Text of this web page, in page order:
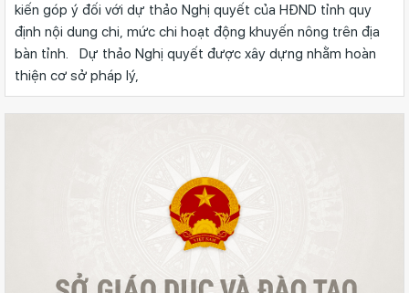
kiến góp ý đối với dự thảo Nghị quyết của HĐND tỉnh quy
định nội dung chi, mức chi hoạt động khuyến nông trên địa
bàn tỉnh. Dự thảo Nghị quyết được xây dựng nhằm hoàn
thiện cơ sở pháp lý,